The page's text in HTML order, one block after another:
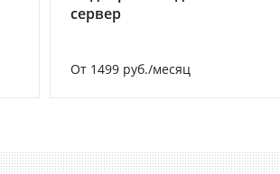
сервер
От 1499 руб./месяц